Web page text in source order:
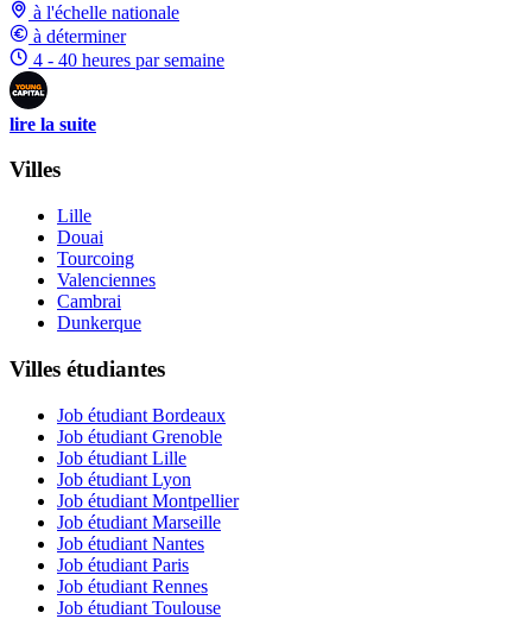
à l'échelle nationale
à déterminer
4 - 40 heures par semaine
lire la suite
Villes
Lille
Douai
Tourcoing
Valenciennes
Cambrai
Dunkerque
Villes étudiantes
Job étudiant Bordeaux
Job étudiant Grenoble
Job étudiant Lille
Job étudiant Lyon
Job étudiant Montpellier
Job étudiant Marseille
Job étudiant Nantes
Job étudiant Paris
Job étudiant Rennes
Job étudiant Toulouse